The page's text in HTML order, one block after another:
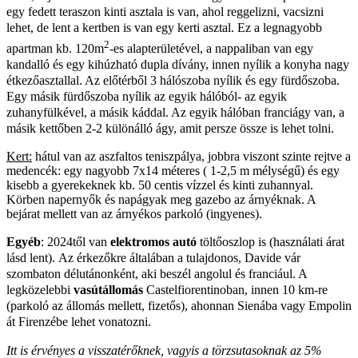
egy fedett teraszon kinti asztala is van, ahol reggelizni, vacsizni
lehet, de lent a kertben is van egy kerti asztal. Ez a legnagyobb
apartman kb. 120m2-es alapterületével, a nappaliban van egy
kandalló és egy kihúzható dupla dívány, innen nyílik a konyha nagy
étkezőasztallal. Az előtérből 3 hálószoba nyílik és egy fürdőszoba.
Egy másik fürdőszoba nyílik az egyik hálóból- az egyik
zuhanyfülkével, a másik káddal. Az egyik hálóban franciágy van, a
másik kettőben 2-2 különálló ágy, amit persze össze is lehet tolni.
Kert: hátul van az aszfaltos teniszpálya, jobbra viszont szinte rejtve a
medencék: egy nagyobb 7x14 méteres ( 1-2,5 m mélységű) és egy
kisebb a gyerekeknek kb. 50 centis vízzel és kinti zuhannyal.
Körben napernyők és napágyak meg gazebo az árnyéknak. A
bejárat mellett van az árnyékos parkoló (ingyenes).
Egyéb: 2024től van elektromos autó töltőoszlop is (használati árat
lásd lent). Az érkezőkre általában a tulajdonos, Davide vár
szombaton délutánonként, aki beszél angolul és franciául. A
legközelebbi vasútállomás Castelfiorentinoban, innen 10 km-re
(parkoló az állomás mellett, fizetős), ahonnan Sienába vagy Empolin
át Firenzébe lehet vonatozni.
Itt is érvényes a visszatérőknek, vagyis a törzsutasoknak az 5%